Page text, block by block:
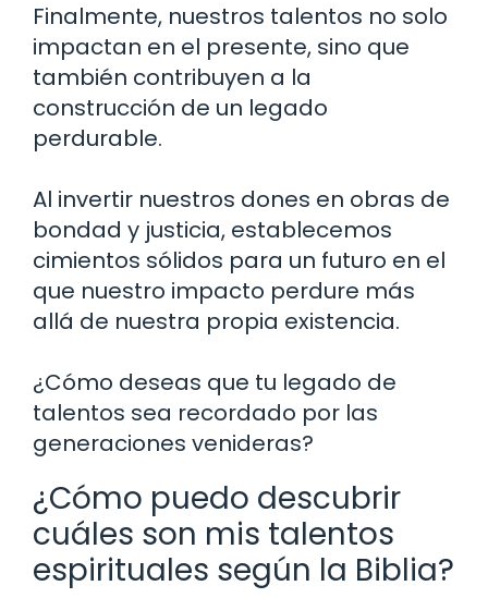
Finalmente, nuestros talentos no solo
impactan en el presente, sino que
también contribuyen a la
construcción de un legado
perdurable.
Al invertir nuestros dones en obras de
bondad y justicia, establecemos
cimientos sólidos para un futuro en el
que nuestro impacto perdure más
allá de nuestra propia existencia.
¿Cómo deseas que tu legado de
talentos sea recordado por las
generaciones venideras?
¿Cómo puedo descubrir
cuáles son mis talentos
espirituales según la Biblia?